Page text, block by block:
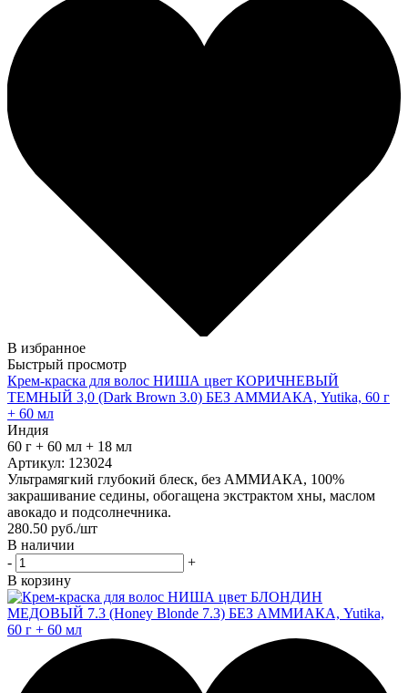
В избранное
Быстрый просмотр
Крем-краска для волос НИША цвет КОРИЧНЕВЫЙ
ТЕМНЫЙ 3,0 (Dark Brown 3.0) БЕЗ АММИАКА, Yutika, 60 г
+ 60 мл
Индия
60 г + 60 мл + 18 мл
Артикул: 123024
Ультрамягкий глубокий блеск, без АММИАКА, 100%
закрашивание седины, обогащена экстрактом хны, маслом
авокадо и подсолнечника.
280.50 руб./шт
В наличии
-
+
В корзину